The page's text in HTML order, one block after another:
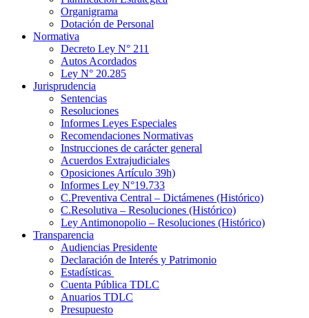
Organigrama
Dotación de Personal
Normativa
Decreto Ley N° 211
Autos Acordados
Ley N° 20.285
Jurisprudencia
Sentencias
Resoluciones
Informes Leyes Especiales
Recomendaciones Normativas
Instrucciones de carácter general
Acuerdos Extrajudiciales
Oposiciones Artículo 39h)
Informes Ley N°19.733
C.Preventiva Central – Dictámenes (Histórico)
C.Resolutiva – Resoluciones (Histórico)
Ley Antimonopolio – Resoluciones (Histórico)
Transparencia
Audiencias Presidente
Declaración de Interés y Patrimonio
Estadísticas
Cuenta Pública TDLC
Anuarios TDLC
Presupuesto